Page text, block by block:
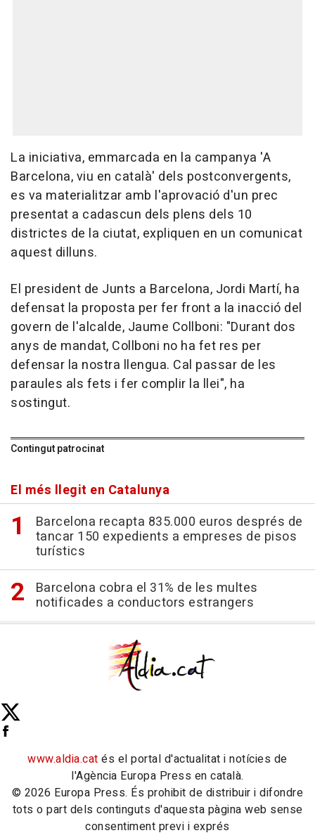
La iniciativa, emmarcada en la campanya 'A
Barcelona, viu en català' dels postconvergents,
es va materialitzar amb l'aprovació d'un prec
presentat a cadascun dels plens dels 10
districtes de la ciutat, expliquen en un comunicat
aquest dilluns.
El president de Junts a Barcelona, Jordi Martí, ha
defensat la proposta per fer front a la inacció del
govern de l'alcalde, Jaume Collboni: "Durant dos
anys de mandat, Collboni no ha fet res per
defensar la nostra llengua. Cal passar de les
paraules als fets i fer complir la llei", ha
sostingut.
Contingut patrocinat
El més llegit en Catalunya
Barcelona recapta 835.000 euros després de
tancar 150 expedients a empreses de pisos
turístics
Barcelona cobra el 31% de les multes
notificades a conductors estrangers
www.aldia.cat és el portal d'actualitat i notícies de
l'Agència Europa Press en català.
© 2026 Europa Press. És prohibit de distribuir i difondre
tots o part dels continguts d'aquesta pàgina web sense
consentiment previ i exprés